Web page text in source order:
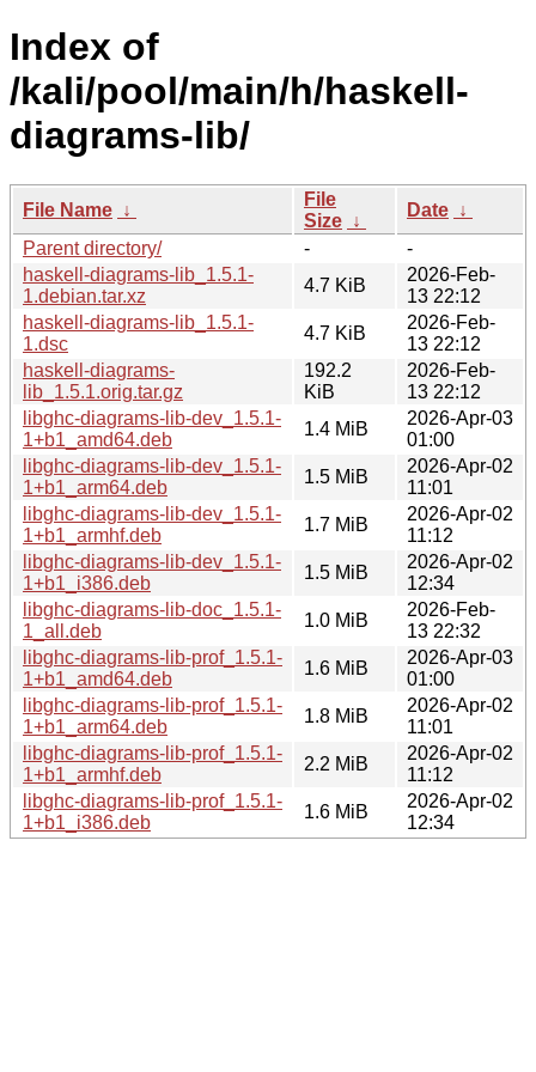
Index of
/kali/pool/main/h/haskell-
diagrams-lib/
File Name ↓
File
Size ↓
Date ↓
Parent directory/
-
-
haskell-diagrams-lib_1.5.1-
1.debian.tar.xz
4.7 KiB
2026-Feb-
13 22:12
haskell-diagrams-lib_1.5.1-
1.dsc
4.7 KiB
2026-Feb-
13 22:12
haskell-diagrams-
lib_1.5.1.orig.tar.gz
192.2
KiB
2026-Feb-
13 22:12
libghc-diagrams-lib-dev_1.5.1-
1+b1_amd64.deb
1.4 MiB
2026-Apr-03
01:00
libghc-diagrams-lib-dev_1.5.1-
1+b1_arm64.deb
1.5 MiB
2026-Apr-02
11:01
libghc-diagrams-lib-dev_1.5.1-
1+b1_armhf.deb
1.7 MiB
2026-Apr-02
11:12
libghc-diagrams-lib-dev_1.5.1-
1+b1_i386.deb
1.5 MiB
2026-Apr-02
12:34
libghc-diagrams-lib-doc_1.5.1-
1_all.deb
1.0 MiB
2026-Feb-
13 22:32
libghc-diagrams-lib-prof_1.5.1-
1+b1_amd64.deb
1.6 MiB
2026-Apr-03
01:00
libghc-diagrams-lib-prof_1.5.1-
1+b1_arm64.deb
1.8 MiB
2026-Apr-02
11:01
libghc-diagrams-lib-prof_1.5.1-
1+b1_armhf.deb
2.2 MiB
2026-Apr-02
11:12
libghc-diagrams-lib-prof_1.5.1-
1+b1_i386.deb
1.6 MiB
2026-Apr-02
12:34